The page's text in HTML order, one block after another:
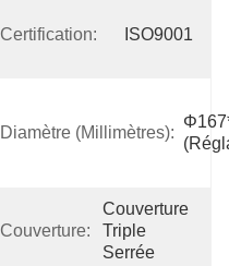
Certification: ISO9001
Diamètre (millimètres):
Couverture:
Couverture
Triple
Serrée